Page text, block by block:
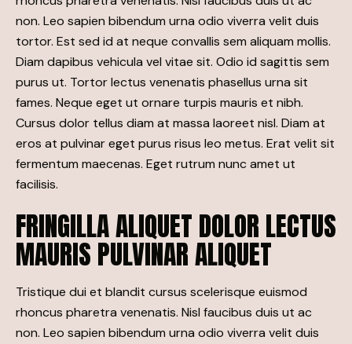
non. Leo sapien bibendum urna odio viverra velit duis
tortor. Est sed id at neque convallis sem aliquam mollis.
Diam dapibus vehicula vel vitae sit. Odio id sagittis sem
purus ut. Tortor lectus venenatis phasellus urna sit
fames. Neque eget ut ornare turpis mauris et nibh.
Cursus dolor tellus diam at massa laoreet nisl. Diam at
eros at pulvinar eget purus risus leo metus. Erat velit sit
fermentum maecenas. Eget rutrum nunc amet ut
facilisis.
FRINGILLA ALIQUET DOLOR LECTUS
MAURIS PULVINAR ALIQUET
Tristique dui et blandit cursus scelerisque euismod
rhoncus pharetra venenatis. Nisl faucibus duis ut ac
non. Leo sapien bibendum urna odio viverra velit duis